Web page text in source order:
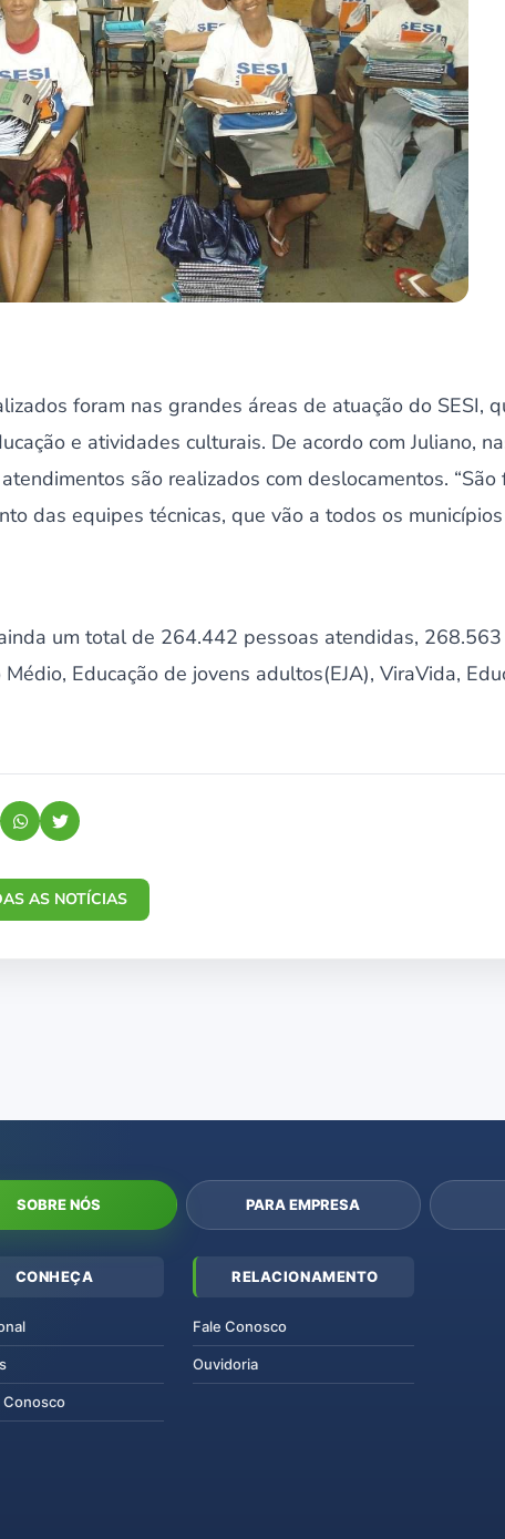
foram nas grandes áreas de atuação do SESI,
e atividades culturais. De acordo com Juliano,
são realizados com deslocamentos.
das equipes técnicas, que vão a todos os
um total de 264.442 pessoas atendidas,
Educação de jovens adultos(EJA), ViraVida,
AS NOTÍCIAS
SOBRE NÓS PARA EMPRESA
CONHEÇA
Conosco
RELACIONAMENTO
Fale Conosco
Ouvidoria